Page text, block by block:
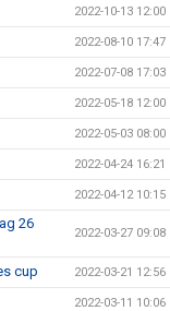
2022-10-13 12:00
2022-08-10 17:47
2022-07-08 17:03
2022-05-18 12:00
2022-05-03 08:00
2022-04-24 16:21
2022-04-12 10:15
26
2022-03-27 09:08
cup 2022-03-21 12:56
2022-03-11 10:06